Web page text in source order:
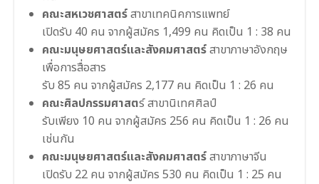
คณะสหเวชศาสตร์สาขาเทคนิคการแพทย์
เปิดรับ 40 คน จากผู้สมัคร 1,499 คน คิดเป็น 1 : 38 คน
คณะมนุษยศาสตร์และสังคมศาสตร์สาขาภาษาอังกฤษ
เพื่อการสื่อสาร
รับ 85 คน จากผู้สมัคร 2,177 คน คิดเป็น 1 : 26 คน
คณะศิลปกรรมศาสตร์ สาขานิเทศศิลป์
รับเพียง 10 คน จากผู้สมัคร 256 คน คิดเป็น 1 : 26 คน
เช่นกัน
คณะมนุษยศาสตร์และสังคมศาสตร์สาขาภาษาจีน
เปิดรับ 22 คน จากผู้สมัคร 530 คน คิดเป็น 1 : 25 คน